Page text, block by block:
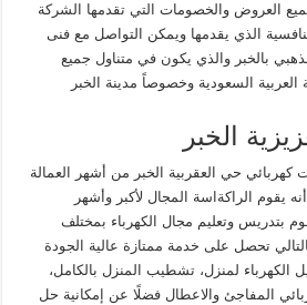
العروض والخصومات التي تقدمها الشركة
الذي يقدمها ويمكن التواصل مع فنى
بالخبر والذي يكون في متناول جميع
السعودية وخصوصاً مدينة الخبر
الخبر
حي العقربية الخبر من أشهر العمالة
يقوم الراكةاسة المجال لأكبر وأشهر
بتدريس وتعليم مجال الكهرباء بمختلف
تحصل على خدمة ممتازة عالية الجودة
الكهرباء لمنزل، تشطيب المنزل بالكامل،
المفاجئ والاعطال فضلًا عن إمكانية حل